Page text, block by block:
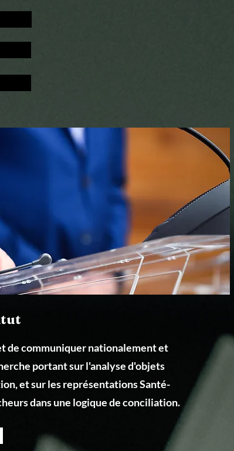
de communiquer nationalement et
portant sur l'analyse d'objets
et sur les représentations Santé-
dans une logique de conciliation.